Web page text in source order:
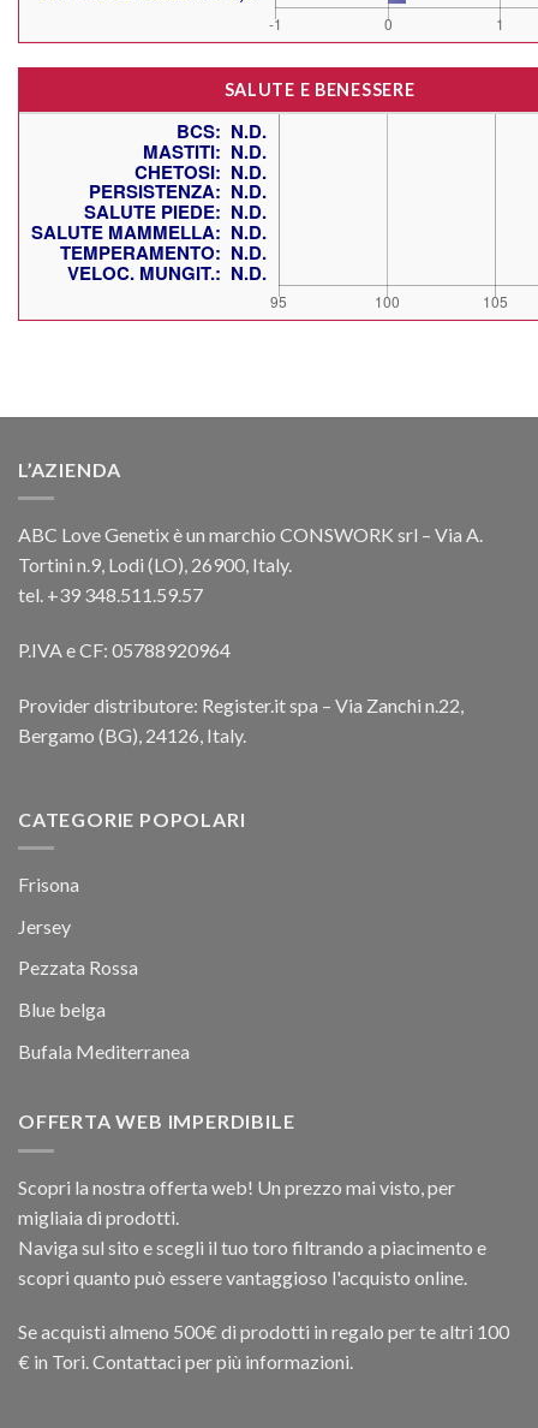
SALUTE E BENESSERE
L’AZIENDA
ABC Love Genetix è un marchio CONSWORK srl – Via A.
Tortini n.9, Lodi (LO), 26900, Italy.
tel. +39 348.511.59.57
P.IVA e CF: 05788920964
Provider distributore: Register.it spa – Via Zanchi n.22,
Bergamo (BG), 24126, Italy.
CATEGORIE POPOLARI
Frisona
Jersey
Pezzata Rossa
Blue belga
Bufala Mediterranea
OFFERTA WEB IMPERDIBILE
Scopri la nostra offerta web! Un prezzo mai visto, per
migliaia di prodotti.
Naviga sul sito e scegli il tuo toro filtrando a piacimento e
scopri quanto può essere vantaggioso l'acquisto online.
Se acquisti almeno 500€ di prodotti in regalo per te altri 100
€ in Tori. Contattaci per più informazioni.